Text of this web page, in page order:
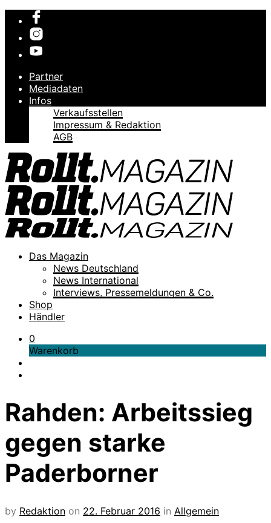
Partner
Mediadaten
Infos
Verkaufsstellen
Impressum & Redaktion
AGB
Das Magazin
News Deutschland
News International
Interviews, Pressemeldungen & Co.
Shop
Händler
0
Warenkorb
Rahden: Arbeitssieg
gegen starke
Paderborner
by Redaktion on 22. Februar 2016 in Allgemein